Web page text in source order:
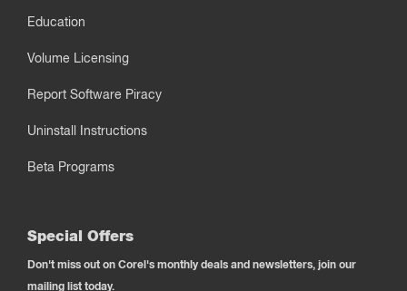
Education
Volume Licensing
Report Software Piracy
Uninstall Instructions
Beta Programs
Special Offers
Don't miss out on Corel's monthly deals and newsletters, join our
mailing list today.